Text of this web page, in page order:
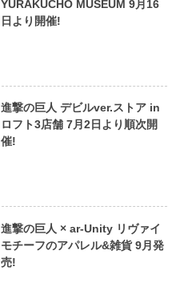
YURAKUCHO MUSEUM 9月16
日より開催!
進撃の巨人 デビルver.ストア in
ロフト3店舗 7月2日より順次開
催!
進撃の巨人 × ar-Unity リヴァイ
モチーフのアパレル&雑貨 9月発
売!